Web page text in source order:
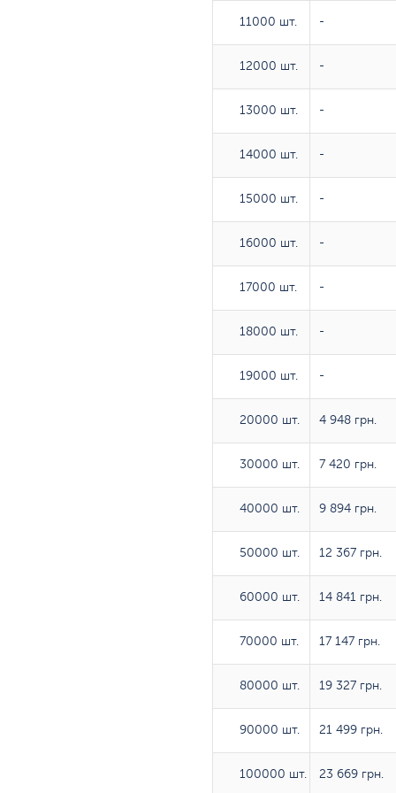
11000 шт.
12000 шт.
13000 шт.
14000 шт.
15000 шт.
16000 шт.
17000 шт.
18000 шт.
19000 шт.
20000 шт.
30000 шт.
40000 шт.
50000 шт.
60000 шт.
70000 шт.
80000 шт.
90000 шт.
100000 шт.
11000 шт. -
12000 шт. -
13000 шт. -
14000 шт. -
15000 шт. -
16000 шт. -
17000 шт. -
18000 шт. -
19000 шт. -
20000 шт. 4 948 грн.
30000 шт. 7 420 грн.
40000 шт. 9 894 грн.
50000 шт. 12 367 грн.
60000 шт. 14 841 грн.
70000 шт. 17 147 грн.
80000 шт. 19 327 грн.
90000 шт. 21 499 грн.
100000 шт. 23 669 грн.